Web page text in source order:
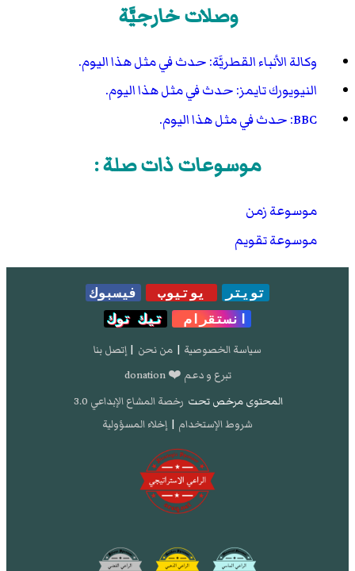
وصلات خارجيَّة
وكالة الأنباء القطريَّة: حدث في مثل هذا اليوم.
النيويورك تايمز: حدث في مثل هذا اليوم.
BBC: حدث في مثل هذا اليوم.
موسوعات ذات صلة :
موسوعة زمن
موسوعة تقويم
تويتر يوتيوب
فيسبوك
انستقرام
تيك توك
سياسة الخصوصية | من نحن | إتصل بنا
تبرع و دعم ❤️ donation
المحتوى مرخص تحت رخصة المشاع الإبداعي 3.0
شروط الإستخدام | إخلاء المسؤولية